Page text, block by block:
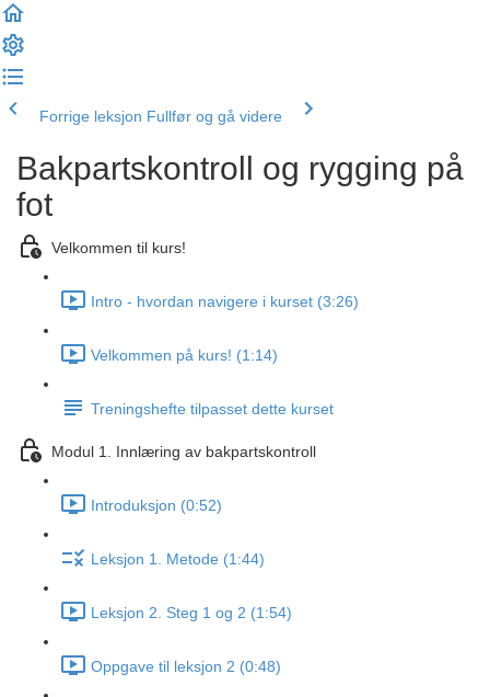
Forrige leksjon Fullfør og gå videre
Bakpartskontroll og rygging på
fot
Velkommen til kurs!
Intro - hvordan navigere i kurset (3:26)
Velkommen på kurs! (1:14)
Treningshefte tilpasset dette kurset
Modul 1. Innlæring av bakpartskontroll
Introduksjon (0:52)
Leksjon 1. Metode (1:44)
Leksjon 2. Steg 1 og 2 (1:54)
Oppgave til leksjon 2 (0:48)